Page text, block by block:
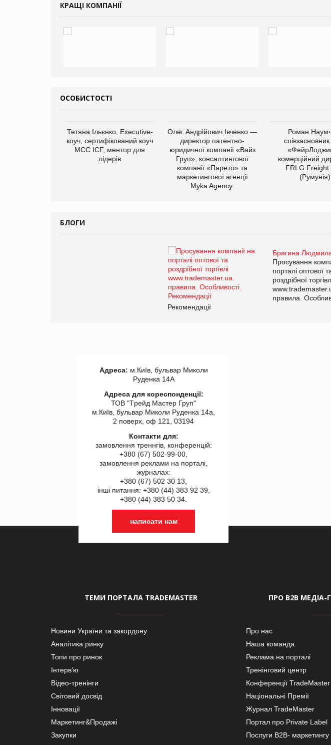
КРАЩІ КОМПАНІЇ
ОСОБИСТОСТІ
Тетяна Ільєнко, Executive-
коуч, сертифікований коуч
МСС ICF, ментор для
лідерів
Олег Андрійович Івченко —
директор патентно-
юридичної компанії «Вайз
Груп», консалтингової
компанії «Парето» та
маркетингової агенції
Myka Agency.
Роман
комерційний
FRLG Freight
(Румунія)
БЛОГИ
Брагина
Просування
порталі оптової
роздрібної
правила.
Рекомендації
Адреса: м.Київ, бульвар Миколи
Руденка 14А
Адреса для кореспонденції:
ТОВ "Tрейд Мастер Груп"
м.Київ, бульвар Миколи Руденка 14а,
2 поверх, оф 121, 03194
Контакти для:
замовлення треннгів, конференцій:
+380 (67) 502-99-00,
замовлення реклами на порталі,
журналах:
+380 (67) 502 30 13,
інші питання: +380 (44) 383 92 39,
+380 (44) 383 50 34.
написати нам
ТЕМИ ПОРТАЛА TRADEMASTER
Новини України та закордону
Аналітика ринку
Топи про ринок
Інтерв’ю
Відео-тренінги
Світовий досвід
Інновації
Маркетинг&Продажі
Закупки
ПРО В2В МЕДІА-
Про нас
Наша команда
Реклама на порталі
Тренінговий центр
Конференції TradeMaster
Національні Премії
Журнал TradeMaster
Портал про Private Label
Послуги В2В- маркетингу